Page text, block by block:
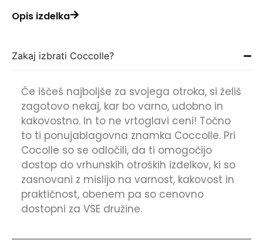
Opis izdelka
Zakaj izbrati Coccolle?
Če iščeš najboljše za svojega otroka, si želiš
zagotovo nekaj, kar bo varno, udobno in
kakovostno. In to ne vrtoglavi ceni! Točno
to ti ponujablagovna znamka Coccolle. Pri
Cocolle so se odločili, da ti omogočijo
dostop do vrhunskih otroških izdelkov, ki so
zasnovani z mislijo na varnost, kakovost in
praktičnost, obenem pa so cenovno
dostopni za VSE družine.